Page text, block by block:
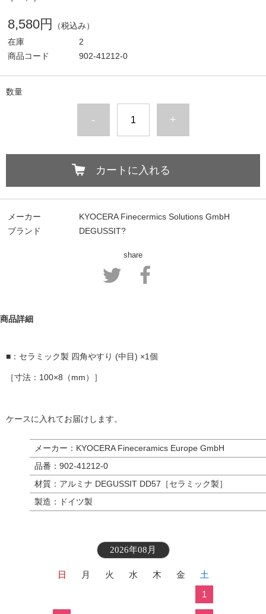
8,580円
（税込み）
在庫
2
商品コード
902-41212-0
数量
- +
カートに入れる
メーカー
KYOCERA Finecermics Solutions GmbH
ブランド
DEGUSSIT?
share
商品詳細
■：セラミック製 四角やすり (中目) ×1個
［寸法：100×8（mm）］
ケースに入れてお届けします。
メーカー：KYOCERA Fineceramics Europe GmbH
品番：902-41212-0
材質：アルミナ DEGUSSIT DD57［セラミック製］
製造：ドイツ製
2026年08月
日 月 火 水 木 金
土
1